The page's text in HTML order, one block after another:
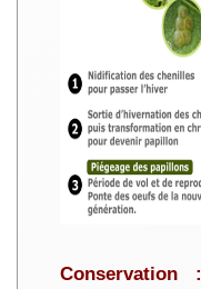
Conservation :